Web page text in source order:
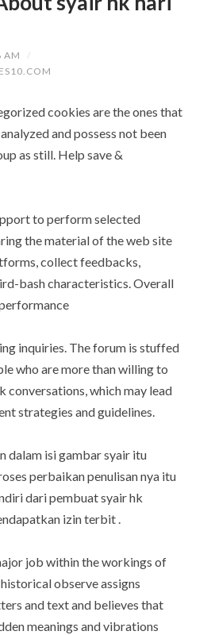
AM
/
cookies are the ones that
and possess not been
as still. Help save &
to perform selected
the material of the web site
collect feedbacks,
bash characteristics. Overall
inquiries. The forum is stuffed
who are more than willing to
conversations, which may lead
strategies and guidelines.
dalam isi gambar syair itu
perbaikan penulisan nya itu
dari pembuat syair hk
izin terbit .
job within the workings of
observe assigns
and text and believes that
meanings and vibrations